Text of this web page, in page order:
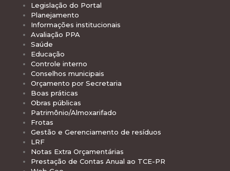
Legislação do Portal
Planejamento
Informações institucionais
Avaliação PPA
Saúde
Educação
Controle interno
Conselhos municipais
Orçamento por Secretaria
Boas práticas
Obras públicas
Patrimônio/Almoxarifado
Frotas
Gestão e Gerenciamento de resíduos
LRF
Notas Extra Orçamentárias
Prestação de Contas Anual ao TCE-PR